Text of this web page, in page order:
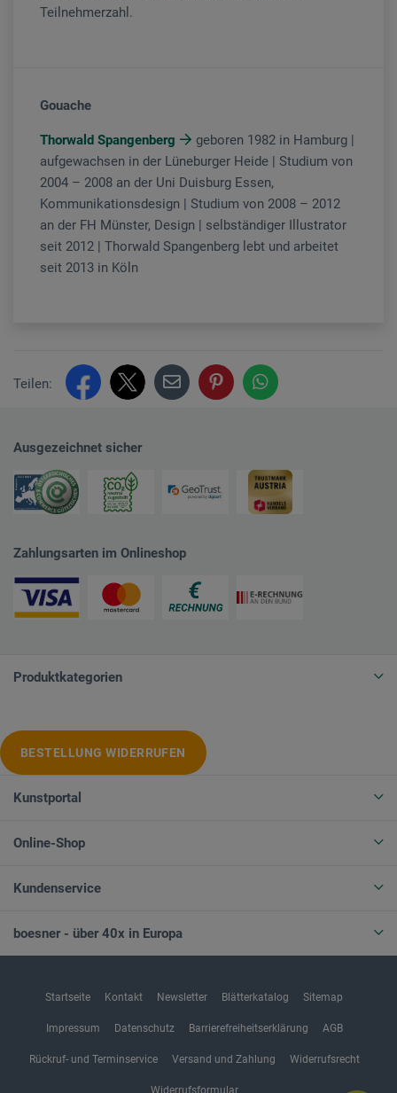
Teilnehmerzahl.
Gouache
Thorwald Spangenberg
geboren 1982 in Hamburg |
aufgewachsen in der Lüneburger Heide | Studium von
2004 – 2008 an der Uni Duisburg Essen,
Kommunikationsdesign | Studium von 2008 – 2012
an der FH Münster, Design | selbständiger Illustrator
seit 2012 | Thorwald Spangenberg lebt und arbeitet
seit 2013 in Köln
Teilen:
Ausgezeichnet sicher
Zahlungsarten im Onlineshop
Produktkategorien
BESTELLUNG WIDERRUFEN
Kunstportal
Online-Shop
Kundenservice
boesner - über 40x in Europa
Startseite Kontakt Newsletter Blätterkatalog Sitemap
Impressum Datenschutz Barrierefreiheitserklärung AGB
Rückruf- und Terminservice Versand und Zahlung Widerrufsrecht
Widerrufsformular